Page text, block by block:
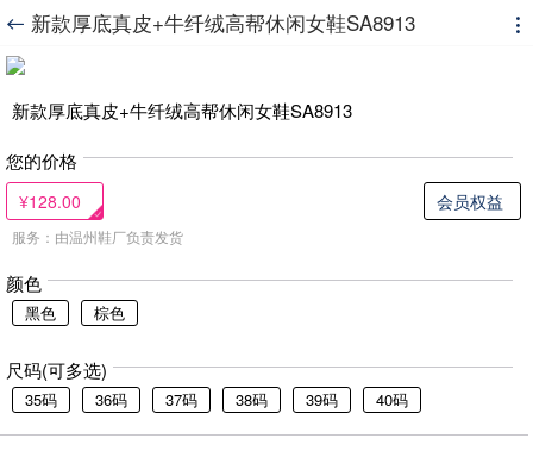
 新款厚底真皮+牛纤绒高帮休闲女鞋SA8913 
新款厚底真皮+牛纤绒高帮休闲女鞋SA8913
您的价格
¥128.00 会员权益
服务：由温州鞋厂负责发货
颜色
黑色 棕色
尺码(可多选)
35码 36码 37码 38码 39码 40码